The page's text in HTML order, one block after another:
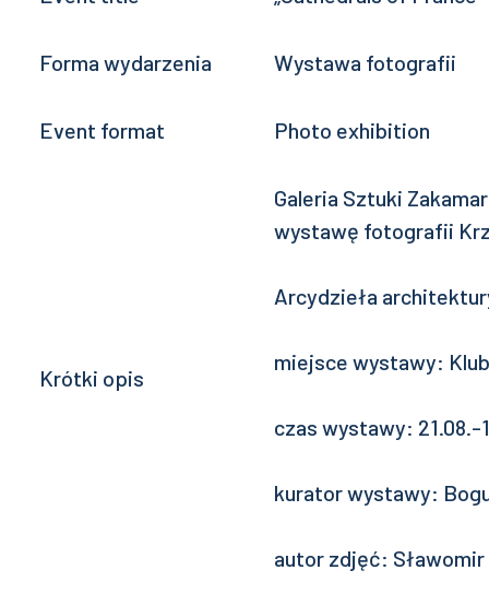
Forma wydarzenia Wystawa fotografii
Event format Photo exhibition
Krótki opis
Galeria Sztuki
wystawę fotografii
Arcydzieła
miejsce wystawy:
czas wystawy: 21.08.-
kurator wystawy:
autor zdjęć: